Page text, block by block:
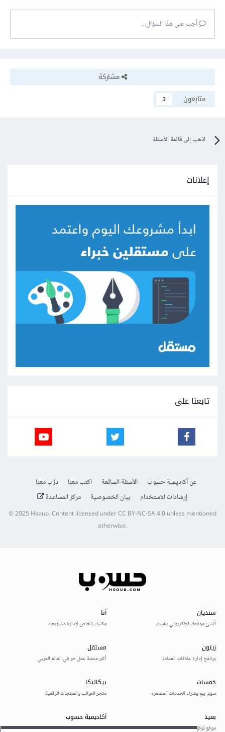
أجب على هذا السؤال...
مشاركة
متابعون
3
اذهب إلى قائمة الأسئلة
إعلانات
تابعنا على
عن أكاديمية حسوب الأسئلة الشائعة اكتب معنا
درّب معنا
إرشادات الاستخدام
بيان الخصوصية مركز المساعدة
© 2025Hsoub.Content licensed underCC BY-NC-SA 4.0unless mentioned
otherwise.